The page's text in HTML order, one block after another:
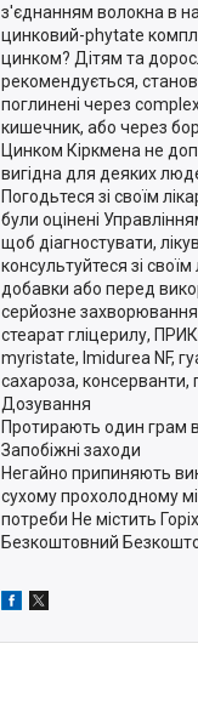
з'єднанням волокна в
цинковий-phytate
цинком? Дітям та
рекомендується,
поглинені через
кишечник, або через
Цинком Кіркмена не
вигідна для деяких
Погодьтеся зі своїм
були оцінені
щоб діагностувати,
консультуйтеся зі
добавки або перед
серйозне
стеарат гліцерилу,
myristate, Imidurea NF,
сахароза, консерванти,
Дозування
Протирають один грам
Запобіжні заходи
Негайно припиняють
сухому прохолодному
потреби Не містить
Безкоштовний